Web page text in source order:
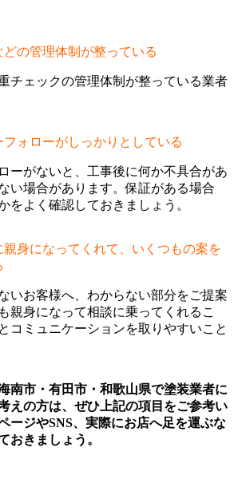
どの管理体制が整っている
チェックの管理体制が整っている業者
ォローがしっかりとしている
ーがないと、工事後に何か不具合があ
い場合があります。保証がある場合
をよく確認しておきましょう。
身になってくれて、いくつもの案を
いお客様へ、わからない部分をご提案
親身になって相談に乗ってくれるこ
コミュニケーションを取りやすいこと
南市・有田市・和歌山県で塗装業者に
えの方は、ぜひ上記の項目をご参考い
ージやSNS、実際にお店へ足を運ぶな
おきましょう。